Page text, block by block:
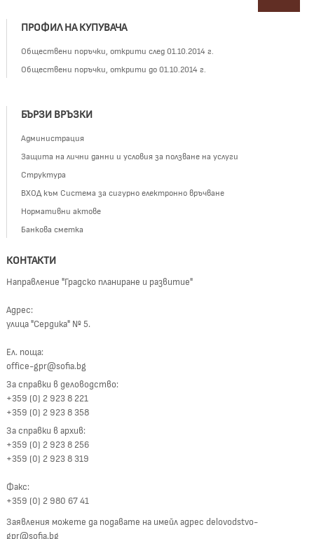
ПРОФИЛ НА КУПУВАЧА
Обществени поръчки, открити след 01.10.2014 г.
Обществени поръчки, открити до 01.10.2014 г.
БЪРЗИ ВРЪЗКИ
Администрация
Защита на лични данни и условия за ползване на услуги
Структура
ВХОД към Система за сигурно електронно връчване
Нормативни актове
Банкова сметка
КОНТАКТИ
Направление "Градско планиране и развитие"
Адрес:
улица "Сердика" № 5.
Ел. поща:
office-gpr@sofia.bg
За справки в деловодство:
+359 (0) 2 923 8 221
+359 (0) 2 923 8 358
За справки в архив:
+359 (0) 2 923 8 256
+359 (0) 2 923 8 319
Факс:
+359 (0) 2 980 67 41
Заявления можете да подавате на имейл адрес delovodstvo-
gpr@sofia.bg